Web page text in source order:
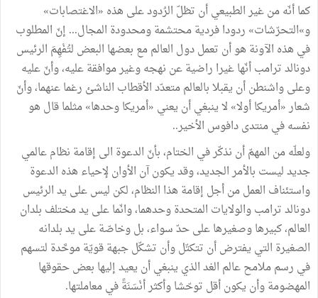
كما أنّه من غير الطبيعي أن تظلّ الرُدود على هذه «الاغتصابات»
و»التحرّشات» ردودا فردية محتشمة ومحدودة المجال... إنّ المطلوب
في هذه الآونة هو أن تعمل دول العالم مع بعضها البعض لتُفْهِمَ الرئيس
دونالد ترامب أنّها غيرا راضية عن نهجه وغير موافقة عليه، وأنّ عليه
وعلى واشنطن أن يقبلا بالعالم متعدّد الأقطاب الناشئ رغما عنهما، وأنّ
شعار «أمريكا أولا» لا ينبغي أن يعني «أمريكا وحدها» مثلما قال هو
نفسه في منتدى دافوس الأخير..
ولعلّه من المهمّ أن نذكّر في الختام، بأنّ الدعوة الى إقامة نظام عالمي
جديد ليست بالأمر الجديد، وقد يكون آن الأوان لإحياء هذه الدعوة
واستئناف العمل من أجل إقامة هذا النظام، لكن ليس على يد الرئيس
دونالد ترامب والولايات المتحدة وحدهما، وانّما على يد مختلف بلدان
العالم، كبيرها وصغيرها على حدّ سواء، بل وخاصّة على يد بلدانه
الصغيرة التي يفترض أن تتكتّل وأن تشكّل جبهة قويّة موحَّدة لتسهم
في رسم ملامح عالم الغد الذي ينبغي أن يعيد إليها بعض حقوقها
المهضومة وأن يكون أقل توحّشا وأكثر أنْسَنَةً في معاملتها.